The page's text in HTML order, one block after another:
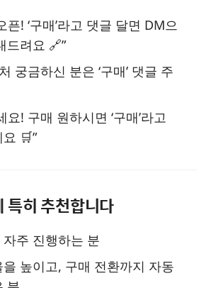
픈! ‘구매’라고 댓글 달면 DM으
드려요 🔗”
궁금하신 분은 ‘구매’ 댓글 주
요! 구매 원하시면 ‘구매’라고
🛒”
특히 추천합니다
주 진행하는 분
높이고, 구매 전환까지 자동